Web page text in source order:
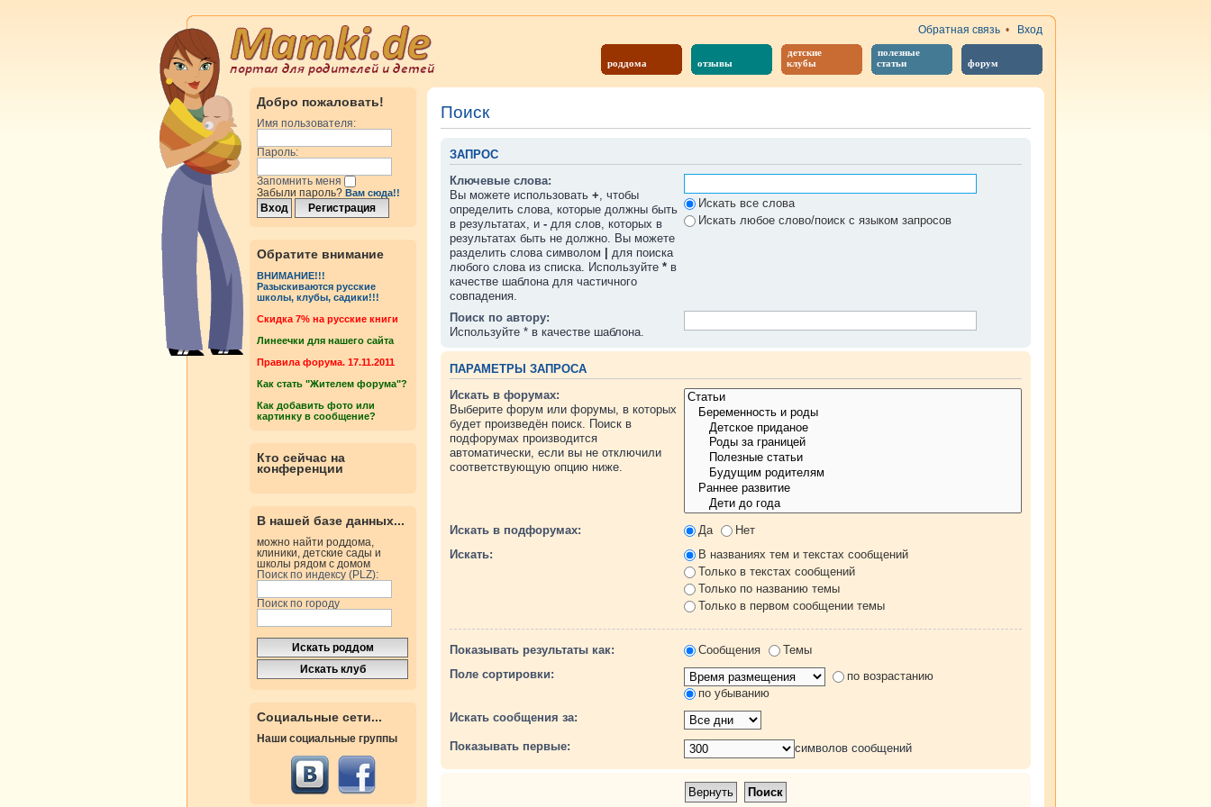
роддома отзывы
детские
клубы
полезные
статьи
форум
Обратная связь • Вход
Добро пожаловать!
Имя пользователя:
Пароль:
Запомнить меня
Забыли пароль? Вам сюда!!
Обратите внимание
ВНИМАНИЕ!!!
Разыскиваются русские
школы, клубы, садики!!!
Cкидка 7% на русские книги
Линеечки для нашего сайта
Правила форума. 17.11.2011
Как стать "Жителем форума"?
Как добавить фото или
картинку в сообщение?
Кто сейчас на
конференции
В нашей базе данных...
можно найти роддома,
клиники, детские сады и
школы рядом с домом
Поиск по индексу (PLZ):
Поиск по городу
Социальные сети...
Наши социальные группы
Поиск
ЗАПРОС
Ключевые слова:
Вы можете использовать +, чтобы
определить слова, которые должны быть
в результатах, и - для слов, которых в
результатах быть не должно. Вы можете
разделить слова символом
для поиска
любого слова из списка. Используйте * в
качестве шаблона для частичного
совпадения.
Искать все слова
Искать любое слово/поиск с языком запросов
Поиск по автору:
Используйте * в качестве шаблона.
ПАРАМЕТРЫ ЗАПРОСА
Искать в форумах:
Выберите форум или форумы, в которых
будет произведён поиск. Поиск в
подфорумах производится
автоматически, если вы не отключили
соответствующую опцию ниже.
Искать в подфорумах: Да
Нет
Искать:
В названиях тем и текстах сообщений
Только в текстах сообщений
Только по названию темы
Только в первом сообщении темы
Показывать результаты как: Сообщения
Темы
Поле сортировки:
по возрастанию
по убыванию
Искать сообщения за:
Показывать первые: символов сообщений